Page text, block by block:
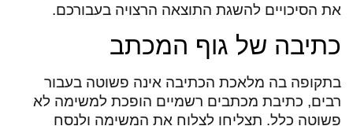
את הסיכויים להשגת התוצאה הרצויה בעבורכם.
כתיבה של גוף המכתב
בתקופה בה מלאכת הכתיבה אינה פשוטה בעבור
רבים, כתיבת מכתבים רשמיים הופכת למשימה לא
פשוטה כלל. תצליחו לצלוח את המשימה ולנסח